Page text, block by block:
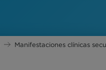
Manifestaciones clínicas